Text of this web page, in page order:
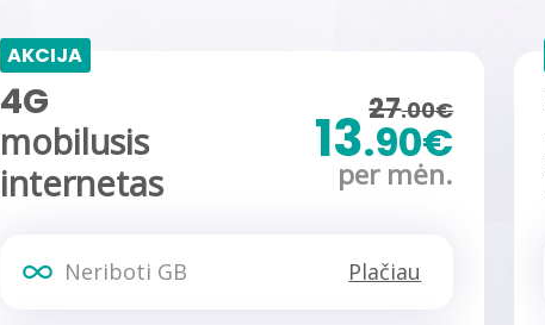
AKCIJA
4G
mobilusis
internetas
27.00€
13.90€
per mėn.
Neriboti GB Plačiau